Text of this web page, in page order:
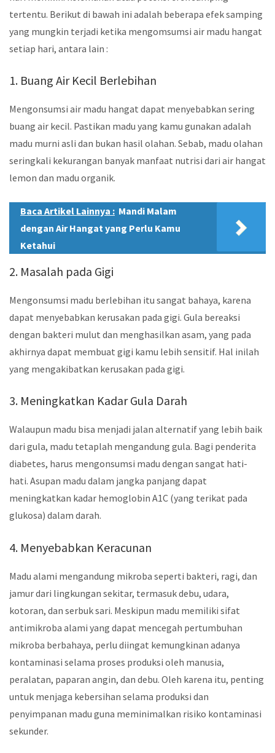
tertentu. Berikut di bawah ini adalah beberapa efek samping
yang mungkin terjadi ketika mengomsumsi air madu hangat
setiap hari, antara lain :
1. Buang Air Kecil Berlebihan
Mengonsumsi air madu hangat dapat menyebabkan sering
buang air kecil. Pastikan madu yang kamu gunakan adalah
madu murni asli dan bukan hasil olahan. Sebab, madu olahan
seringkali kekurangan banyak manfaat nutrisi dari air hangat
lemon dan madu organik.
Baca Artikel Lainnya : Mandi Malam
dengan Air Hangat yang Perlu Kamu
Ketahui
2. Masalah pada Gigi
Mengonsumsi madu berlebihan itu sangat bahaya, karena
dapat menyebabkan kerusakan pada gigi. Gula bereaksi
dengan bakteri mulut dan menghasilkan asam, yang pada
akhirnya dapat membuat gigi kamu lebih sensitif. Hal inilah
yang mengakibatkan kerusakan pada gigi.
3. Meningkatkan Kadar Gula Darah
Walaupun madu bisa menjadi jalan alternatif yang lebih baik
dari gula, madu tetaplah mengandung gula. Bagi penderita
diabetes, harus mengonsumsi madu dengan sangat hati-
hati. Asupan madu dalam jangka panjang dapat
meningkatkan kadar hemoglobin A1C (yang terikat pada
glukosa) dalam darah.
4. Menyebabkan Keracunan
Madu alami mengandung mikroba seperti bakteri, ragi, dan
jamur dari lingkungan sekitar, termasuk debu, udara,
kotoran, dan serbuk sari. Meskipun madu memiliki sifat
antimikroba alami yang dapat mencegah pertumbuhan
mikroba berbahaya, perlu diingat kemungkinan adanya
kontaminasi selama proses produksi oleh manusia,
peralatan, paparan angin, dan debu. Oleh karena itu, penting
untuk menjaga kebersihan selama produksi dan
penyimpanan madu guna meminimalkan risiko kontaminasi
sekunder.